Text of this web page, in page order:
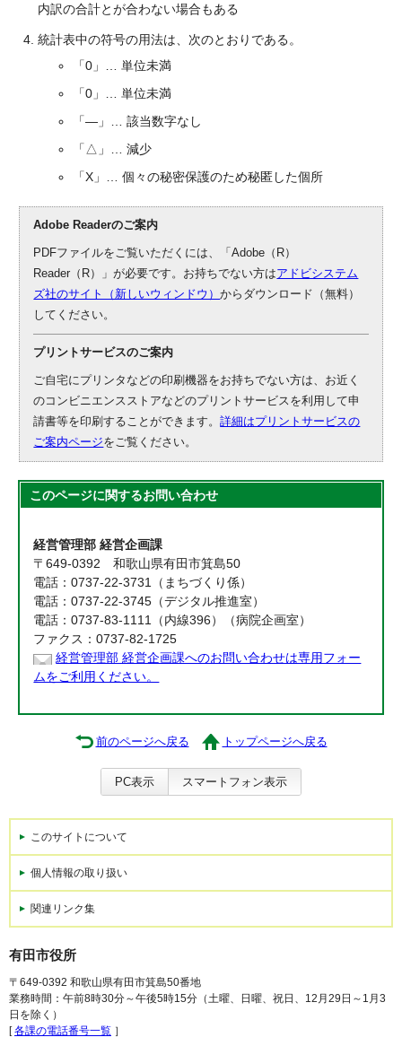
内訳の合計とが合わない場合もある
統計表中の符号の用法は、次のとおりである。
「0」… 単位未満
「0」… 単位未満
「―」… 該当数字なし
「△」… 減少
「X」… 個々の秘密保護のため秘匿した個所
Adobe Readerのご案内
PDFファイルをご覧いただくには、「Adobe（R）
Reader（R）」が必要です。お持ちでない方はアドビシステム
ズ社のサイト（新しいウィンドウ）からダウンロード（無料）
してください。
プリントサービスのご案内
ご自宅にプリンタなどの印刷機器をお持ちでない方は、お近く
のコンビニエンスストアなどのプリントサービスを利用して申
請書等を印刷することができます。詳細はプリントサービスの
ご案内ページをご覧ください。
このページに関するお問い合わせ
経営管理部 経営企画課
〒649-0392 和歌山県有田市箕島50
電話：0737-22-3731（まちづくり係）
電話：0737-22-3745（デジタル推進室）
電話：0737-83-1111（内線396）（病院企画室）
ファクス：0737-82-1725
経営管理部 経営企画課へのお問い合わせは専用フォー
ムをご利用ください。
前のページへ戻る トップページへ戻る
PC表示 スマートフォン表示
このサイトについて
個人情報の取り扱い
関連リンク集
有田市役所
〒649-0392 和歌山県有田市箕島50番地
業務時間：午前8時30分～午後5時15分（土曜、日曜、祝日、12月29日～1月3
日を除く）
[各課の電話番号一覧 ］